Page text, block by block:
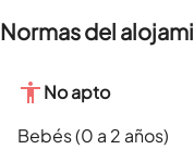
Normas del
No apto
Bebés (0 a 2 años)